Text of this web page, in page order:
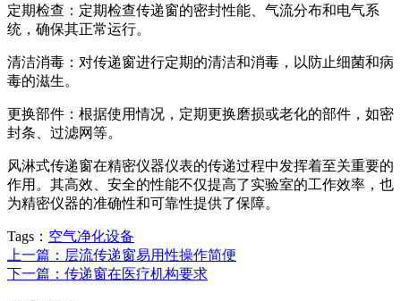
定期检查：定期检查传递窗的密封性能、气流分布和电气系
统，确保其正常运行。
清洁消毒：对传递窗进行定期的清洁和消毒，以防止细菌和病
毒的滋生。
更换部件：根据使用情况，定期更换磨损或老化的部件，如密
封条、过滤网等。
风淋式传递窗在精密仪器仪表的传递过程中发挥着至关重要的
作用。其高效、安全的性能不仅提高了实验室的工作效率，也
为精密仪器的准确性和可靠性提供了保障。
Tags： 空气净化设备
上一篇：层流传递窗易用性操作简便
下一篇：传递窗在医疗机构要求